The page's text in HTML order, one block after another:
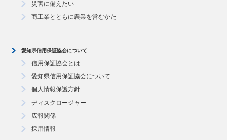
災害に備えたい
商工業とともに農業を営むかた
愛知県信用保証協会について
信用保証協会とは
愛知県信用保証協会について
個人情報保護方針
ディスクロージャー
広報関係
採用情報